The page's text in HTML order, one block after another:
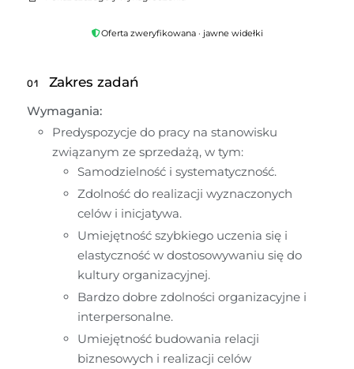
Oferta zweryfikowana · jawne widełki
01 Zakres zadań
Wymagania:
Predyspozycje do pracy na stanowisku
związanym ze sprzedażą, w tym:
Samodzielność i systematyczność.
Zdolność do realizacji wyznaczonych
celów i inicjatywa.
Umiejętność szybkiego uczenia się i
elastyczność w dostosowywaniu się do
kultury organizacyjnej.
Bardzo dobre zdolności organizacyjne i
interpersonalne.
Umiejętność budowania relacji
biznesowych i realizacji celów